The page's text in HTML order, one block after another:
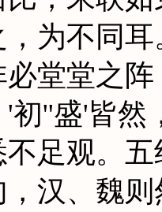
为不同
堂堂之
'初''盛'皆
足观。
汉、魏